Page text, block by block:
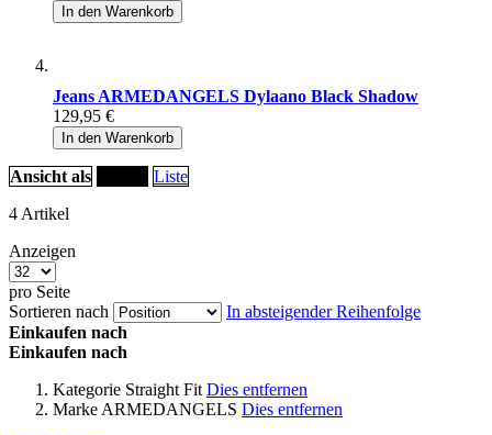
In den Warenkorb
Jeans ARMEDANGELS Dylaano Black Shadow
129,95 €
In den Warenkorb
Ansicht als
Liste
4 Artikel
Anzeigen
pro Seite
Sortieren nach
In absteigender Reihenfolge
Einkaufen nach
Einkaufen nach
Kategorie Straight Fit Dies entfernen
Marke ARMEDANGELS Dies entfernen